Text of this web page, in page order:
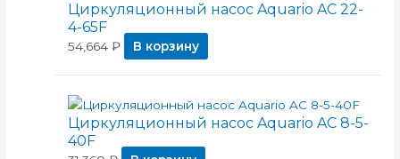
Циркуляционный насос Aquario AC 22-
4-65F
54,664 ₽ В корзину
Циркуляционный насос Aquario AC 8-5-
40F